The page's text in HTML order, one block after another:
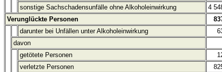
sonstige Sachschadensunfälle ohne Alkoholeinwirkung
4
Verunglückte Personen
darunter bei Unfällen unter Alkoholeinwirkung
davon
getötete Personen
verletzte Personen